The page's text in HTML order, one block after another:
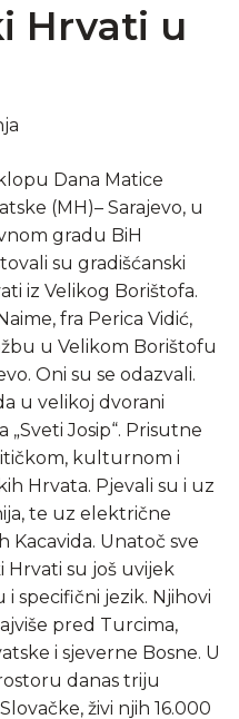
Hrvati u
Dana Matice
(MH)– Sarajevo, u
gradu BiH
su gradišćanski
iz Velikog Borištofa.
fra Perica Vidić,
u Velikom Borištofu
Oni su se odazvali.
u velikoj dvorani
Josip“. Prisutne
kulturnom i
Hrvata. Pjevali su i uz
te uz električne
Unatoč sve
Hrvati su još uvijek
specifični jezik. Njihovi
pred Turcima,
i sjeverne Bosne. U
danas triju
živi njih 16.000